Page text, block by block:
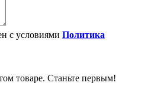
с условиями Политика
товаре. Станьте первым!